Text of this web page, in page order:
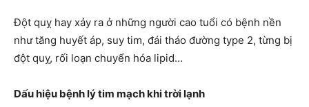
Đột quỵ hay xảy ra ở những người cao tuổi có bệnh nền
như tăng huyết áp, suy tim, đái tháo đường type 2, từng bị
đột quỵ, rối loạn chuyển hóa lipid…
Dấu hiệu bệnh lý tim mạch khi trời lạnh